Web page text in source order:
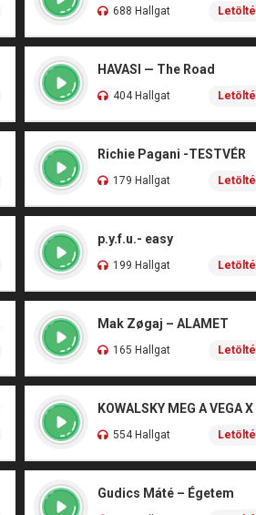
688 Hallgat
HAVASI — The Road
404 Hallgat
Richie Pagani -TESTVÉR
179 Hallgat
p.y.f.u.- easy
199 Hallgat
Mak Zøgaj – ALAMET
165 Hallgat
554 Hallgat
Gudics Máté – Égetem